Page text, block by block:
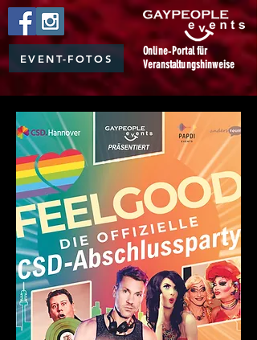
EVENT-FOTOS
Online‑Portal für
Veranstaltungshinweise